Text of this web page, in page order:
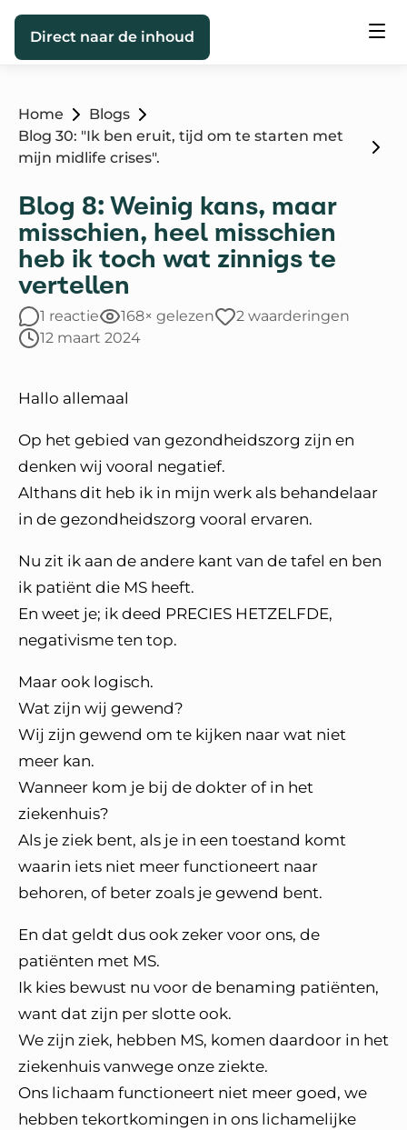
Direct naar de inhoud
Home
Blogs
Blog 30: "Ik ben eruit, tijd om te starten met
mijn midlife crises".
Blog 8: Weinig kans, maar
misschien, heel misschien
heb ik toch wat zinnigs te
vertellen
1 reactie 168× gelezen
2 waarderingen
12 maart 2024
Hallo allemaal
Op het gebied van gezondheidszorg zijn en
denken wij vooral negatief.
Althans dit heb ik in mijn werk als behandelaar
in de gezondheidszorg vooral ervaren.
Nu zit ik aan de andere kant van de tafel en ben
ik patiënt die MS heeft.
En weet je; ik deed PRECIES HETZELFDE,
negativisme ten top.
Maar ook logisch.
Wat zijn wij gewend?
Wij zijn gewend om te kijken naar wat niet
meer kan.
Wanneer kom je bij de dokter of in het
ziekenhuis?
Als je ziek bent, als je in een toestand komt
waarin iets niet meer functioneert naar
behoren, of beter zoals je gewend bent.
En dat geldt dus ook zeker voor ons, de
patiënten met MS.
Ik kies bewust nu voor de benaming patiënten,
want dat zijn per slotte ook.
We zijn ziek, hebben MS, komen daardoor in het
ziekenhuis vanwege onze ziekte.
Ons lichaam functioneert niet meer goed, we
hebben tekortkomingen in ons lichamelijke